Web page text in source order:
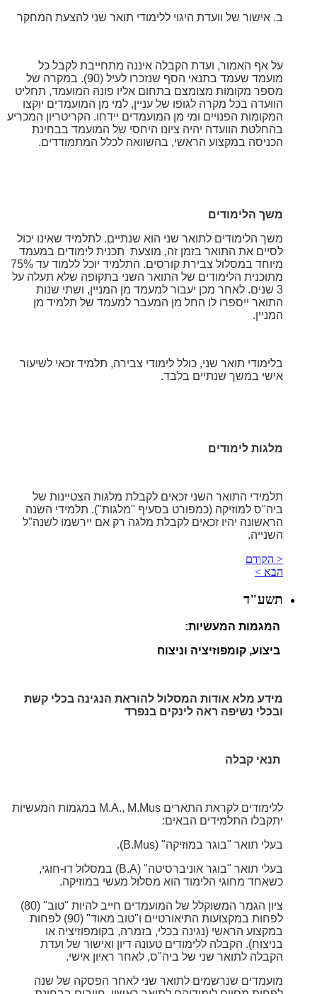
ב. אישור של וועדת היגוי ללימודי תואר שני להצעת המחקר
על אף האמור, ועדת הקבלה איננה מתחייבת לקבל כל
מועמד שעמד בתנאי הסף שנזכרו לעיל (90). במקרה של
מספר מקומות מצומצם בתחום אליו פונה המועמד, תחליט
הוועדה בכל מקרה לגופו של עניין, למי מן המועמדים יוקצו
המקומות הפנויים ומי מן המועמדים יידחו. הקריטריון המכריע
בהחלטת הוועדה יהיה ציונו היחסי של המועמד בבחינת
הכניסה במקצוע הראשי, בהשוואה לכלל המתמודדים.
משך הלימודים
משך הלימודים לתואר שני הוא שנתיים. לתלמיד שאינו יכול
לסיים את התואר בזמן זה, מוצעת תכנית לימודים במעמד
מיוחד במסלול צבירת קורסים. התלמיד יוכל ללמוד עד 75%
מתוכנית הלימודים של התואר השני בתקופה שלא תעלה על
3 שנים. לאחר מכן יעבור למעמד מן המניין, ושתי שנות
התואר ייספרו לו החל מן המעבר למעמד של תלמיד מן
המניין.
בלימודי תואר שני, כולל לימודי צבירה, תלמיד זכאי לשיעור
אישי במשך שנתיים בלבד.
מלגות לימודים
תלמידי התואר השני זכאים לקבלת מלגות הצטיינות של
ביה"ס למוזיקה (כמפורט בסעיף "מלגות"). תלמידי השנה
הראשונה יהיו זכאים לקבלת מלגה רק אם יירשמו לשנה"ל
השנייה.
< הקודם
הבא >
תשע"ד
המגמות המעשיות:
ביצוע, קומפוזיציה וניצוח
מידע מלא אודות המסלול להוראת הנגינה בכלי קשת
ובכלי נשיפה ראה לינקים בנפרד
תנאי קבלה
ללימודים לקראת התארים M.A., M.Mus במגמות המעשיות
יתקבלו התלמידים הבאים:
בעלי תואר "בוגר במוזיקה" (B.Mus).
בעלי תואר "בוגר אוניברסיטה" (B.A) במסלול דו-חוגי,
כשאחד מחוגי הלימוד הוא מסלול מעשי במוזיקה.
ציון הגמר המשוקלל של המועמדים חייב להיות "טוב" (80)
לפחות במקצועות התיאורטיים ו"טוב מאוד" (90) לפחות
במקצוע הראשי (נגינה בכלי, בזמרה, בקומפוזיציה או
בניצוח). הקבלה ללימודים טעונה דיון ואישור של ועדת
הקבלה לתואר שני של ביה"ס, לאחר ראיון אישי.
מועמדים שנרשמים לתואר שני לאחר הפסקה של שנה